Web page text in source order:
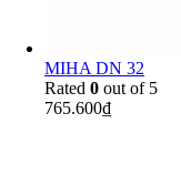
MIHA DN 32
Rated 0 out of 5
765.600₫